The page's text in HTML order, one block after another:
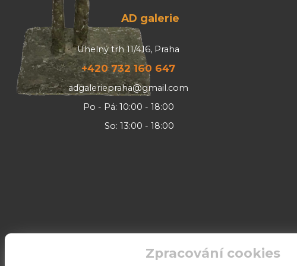
AD galerie
Uhelný trh 11/416, Praha
+420 732 160 647
adgaleriepraha@gmail.com
Po - Pá: 10:00 - 18:00
So: 13:00 - 18:00
Zpracování cookies